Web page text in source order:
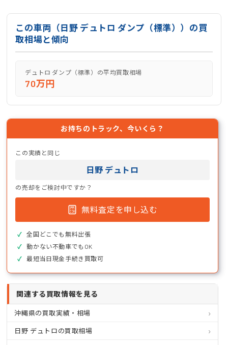
この車両（日野 デュトロ ダンプ（標準））の買
取相場と傾向
デュトロ ダンプ（標準）の平均買取相場
70万円
お持ちのトラック、今いくら？
この実績と同じ
日野 デュトロ
の売却をご検討中ですか？
無料査定を申し込む
全国どこでも無料出張
動かない不動車でもOK
最短当日現金手続き買取可
関連する買取情報を見る
沖縄県の買取実績・相場
日野 デュトロの買取相場